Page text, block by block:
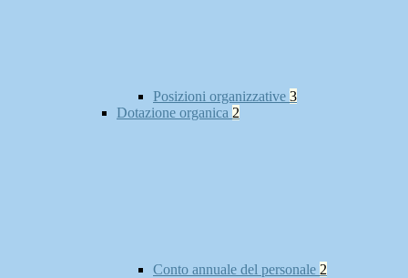
Posizioni organizzative 3
Dotazione organica 2
Conto annuale del personale 2